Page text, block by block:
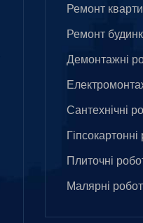
Ремонт
Ремонт
Демонтажні
Сантехнічні
Плиточні
Малярні